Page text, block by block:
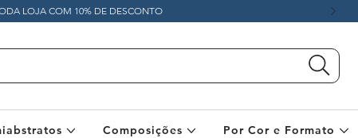
LOJA COM 10% DE DESCONTO
Composições Por Cor e Formato